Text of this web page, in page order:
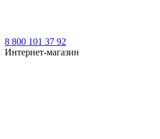
8 800 101 37 92
Интернет-магазин